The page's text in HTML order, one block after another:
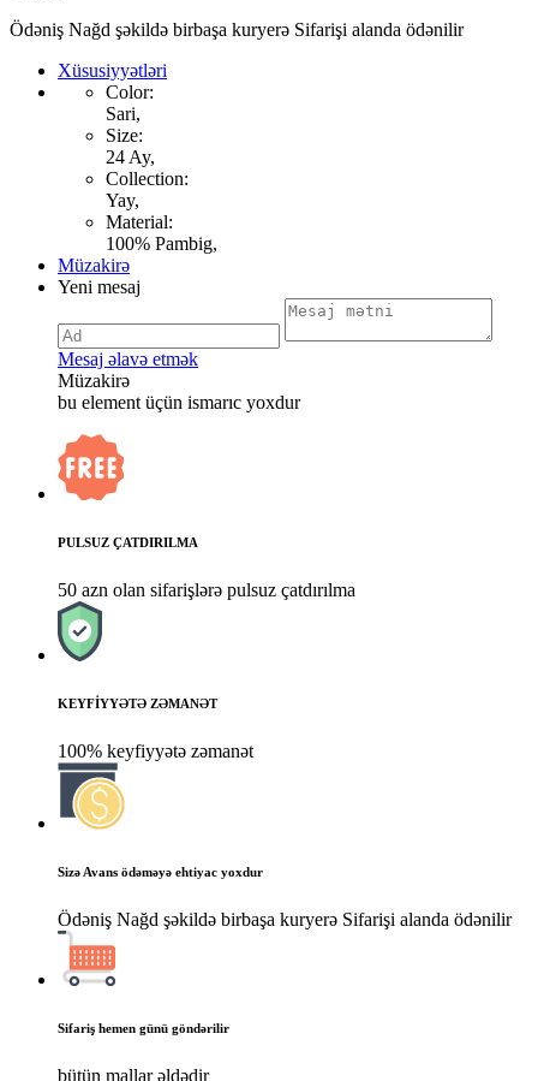
Ödəniş Nağd şəkildə birbaşa kuryerə Sifarişi alanda ödənilir
Xüsusiyyətləri
Color:
Sari,
Size:
24 Ay,
Collection:
Yay,
Material:
100% Pambig,
Müzakirə
Yeni mesaj
Mesaj əlavə etmək
Müzakirə
bu element üçün ismarıc yoxdur
PULSUZ ÇATDIRILMA
50 azn olan sifarişlərə pulsuz çatdırılma
KEYFİYYƏTƏ ZƏMANƏT
100% keyfiyyətə zəmanət
Sizə Avans ödəməyə ehtiyac yoxdur
Ödəniş Nağd şəkildə birbaşa kuryerə Sifarişi alanda ödənilir
Sifariş hemen günü göndərilir
bütün mallar əldədir